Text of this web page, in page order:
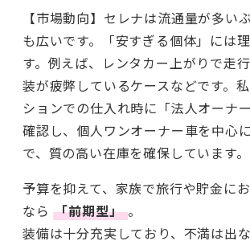
【市場動向】セレナは流通量が多い
も広いです。「安すぎる個体」には
す。例えば、レンタカー上がりで走
装が疲弊しているケースなどです。
ションでの仕入れ時に「法人オーナ
確認し、個人ワンオーナー車を中心
で、質の高い在庫を確保しています。
予算を抑えて、家族で旅行や貯金に
なら「前期型」。
装備は十分充実しており、不満は出な